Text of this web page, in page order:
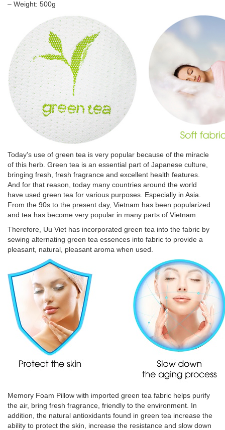
– Weight: 500g
Today's use of green tea is very popular because of the miracle
of this herb. Green tea is an essential part of Japanese culture,
bringing fresh, fresh fragrance and excellent health features.
And for that reason, today many countries around the world
have used green tea for various purposes. Especially in Asia.
From the 90s to the present day, Vietnam has been popularized
and tea has become very popular in many parts of Vietnam.
Therefore, Uu Viet has incorporated green tea into the fabric by
sewing alternating green tea essences into fabric to provide a
pleasant, natural, pleasant aroma when used.
Memory Foam Pillow with imported green tea fabric helps purify
the air, bring fresh fragrance, friendly to the environment. In
addition, the natural antioxidants found in green tea increase the
ability to protect the skin, increase the resistance and slow down